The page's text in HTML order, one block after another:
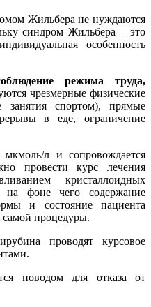
Жильбера не нуждаются
синдром Жильбера – это
особенность
режима труда,
чрезмерные физические
занятия спортом), прямые
в еде, ограничение
л и сопровождается
провести курс лечения
кристаллоидных
на фоне чего содержание
и состояние пациента
самой процедуры.
проводят курсовое
поводом для отказа от